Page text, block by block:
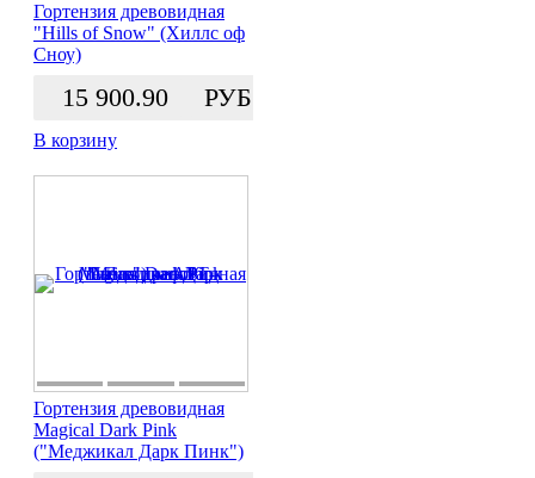
Гортензия древовидная
"Hills of Snow" (Хиллс оф
Сноу)
15 900.90 РУБ.
В корзину
Гортензия древовидная
Magical Dark Pink
("Меджикал Дарк Пинк")